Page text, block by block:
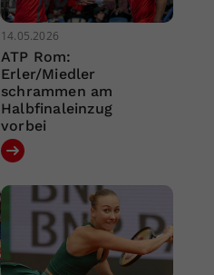
14.05.2026
ATP Rom:
Erler/Miedler
schrammen am
Halbfinaleinzug
vorbei